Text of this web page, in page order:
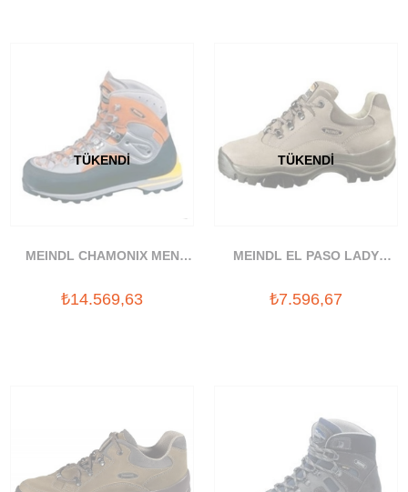
TÜKENDI
MEINDL CHAMONIX MEN
₺14.569,63
TÜKENDI
MEINDL EL PASO LADY
₺7.596,67